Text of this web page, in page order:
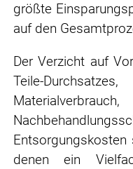
größte
auf den
Der Verzicht auf
Teile-
denen ein